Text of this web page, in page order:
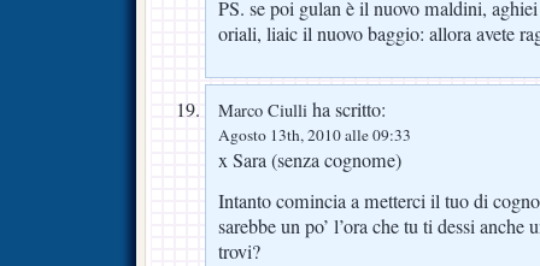
PS. se poi gulan è il nuovo maldini,
oriali, liaic il nuovo baggio: allora avete
Marco Ciulli ha scritto:
Agosto 13th, 2010 alle 09:33
x Sara (senza cognome)
Intanto comincia a metterci il tuo di
sarebbe un po’ l’ora che tu ti dessi anche
trovi?